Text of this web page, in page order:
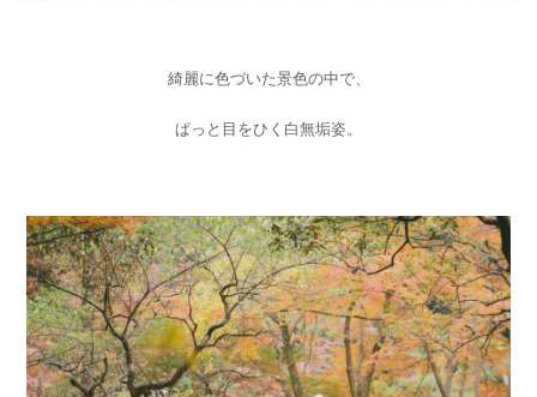
綺麗に色づいた景色の中で、
ぱっと目をひく白無垢姿。